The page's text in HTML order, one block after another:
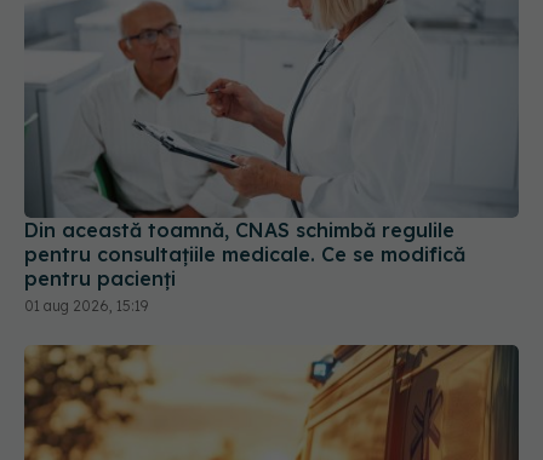
Din această toamnă, CNAS schimbă regulile
pentru consultațiile medicale. Ce se modifică
pentru pacienți
01 aug 2026, 15:19